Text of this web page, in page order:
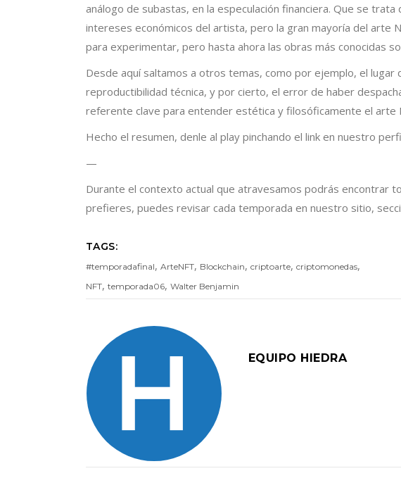
análogo de subastas, en la especulación financiera. Que se
intereses económicos del artista, pero la gran mayoría del arte
para experimentar, pero hasta ahora las obras más conocidas
Desde aquí saltamos a otros temas, como por ejemplo, el lugar
reproductibilidad técnica, y por cierto, el error de haber
referente clave para entender estética y filosóficamente el arte
Hecho el resumen, denle al play pinchando el link en nuestro
—
Durante el contexto actual que atravesamos podrás encontrar
prefieres, puedes revisar cada temporada en nuestro sitio,
TAGS:
#temporadafinal, ArteNFT, Blockchain, criptoarte, criptomonedas,
NFT, temporada06, Walter Benjamin
EQUIPO HIEDRA